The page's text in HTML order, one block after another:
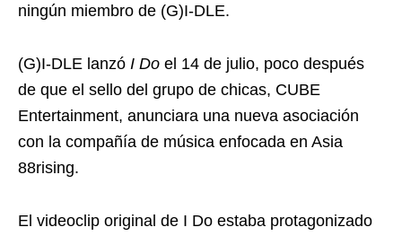
ningún miembro de (G)I-DLE.
(G)I-DLE lanzó I Do el 14 de julio, poco después
de que el sello del grupo de chicas, CUBE
Entertainment, anunciara una nueva asociación
con la compañía de música enfocada en Asia
88rising.
El videoclip original de I Do estaba protagonizado